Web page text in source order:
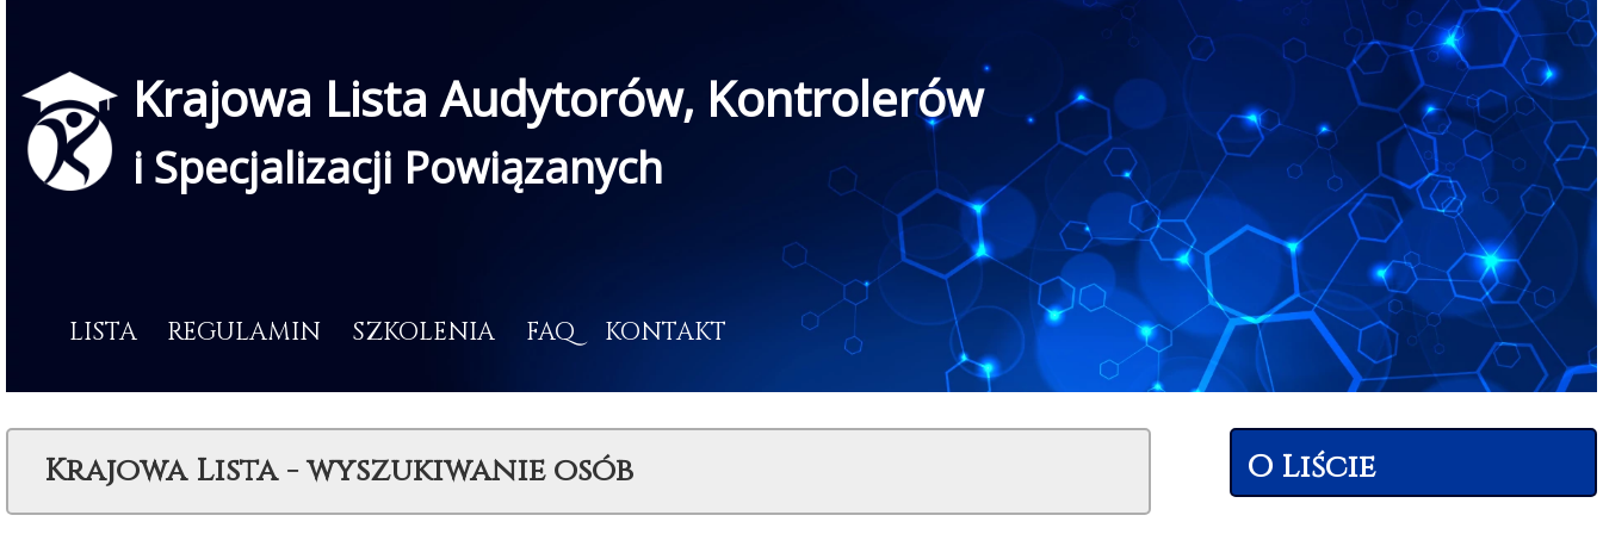
Krajowa Lista Audytorów, Kontrolerów
i Specjalizacji Powiązanych
LISTA REGULAMIN SZKOLENIA FAQ KONTAKT
Krajowa Lista - wyszukiwanie osób O Liście